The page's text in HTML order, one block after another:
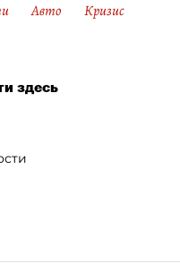
Авто
Кризис
здесь